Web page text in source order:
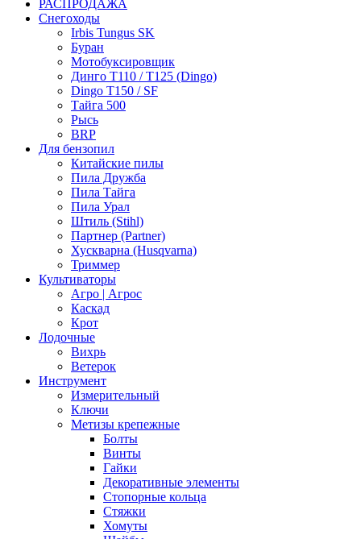
РАСПРОДАЖА
Снегоходы
Irbis Tungus SK
Буран
Мотобуксировщик
Динго T110 / T125 (Dingo)
Dingo T150 / SF
Тайга 500
Рысь
BRP
Для бензопил
Китайские пилы
Пила Дружба
Пила Тайга
Пила Урал
Штиль (Stihl)
Партнер (Partner)
Хускварна (Husqvarna)
Триммер
Культиваторы
Агро | Агрос
Каскад
Крот
Лодочные
Вихрь
Ветерок
Инструмент
Измерительный
Ключи
Метизы крепежные
Болты
Винты
Гайки
Декоративные элементы
Стопорные кольца
Стяжки
Хомуты